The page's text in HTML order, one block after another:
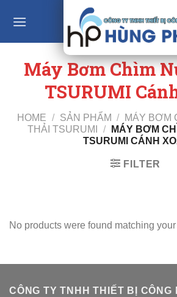
Máy Bơm Chìm
TSURUMI
HOME / SẢN PHẨM /
MÁY BƠM
THẢI TSURUMI
/
MÁY BƠM
TSURUMI CÁNH
FILTER
No products were found matching
CÔNG TY TNHH THIẾT BỊ CÔNG